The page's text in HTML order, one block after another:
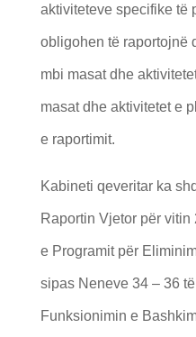
aktiviteteve specifike të
obligohen të raportojnë
mbi masat dhe
masat dhe aktivitetet e
e raportimit.
Kabineti qeveritar ka
Raportin Vjetor për vitin
e Programit për
sipas Neneve 34 – 36
Funksionimin e